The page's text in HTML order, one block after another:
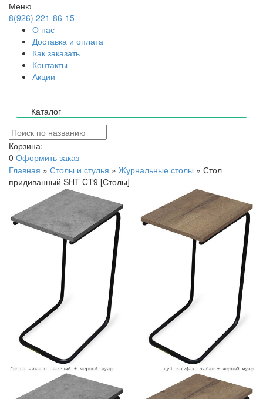
Меню
8(926) 221-86-15
О нас
Доставка и оплата
Как заказать
Контакты
Акции
Каталог
Корзина:
0 Оформить заказ
Главная » Столы и стулья » Журнальные столы » Стол
придиванный SHT-CT9 [Столы]